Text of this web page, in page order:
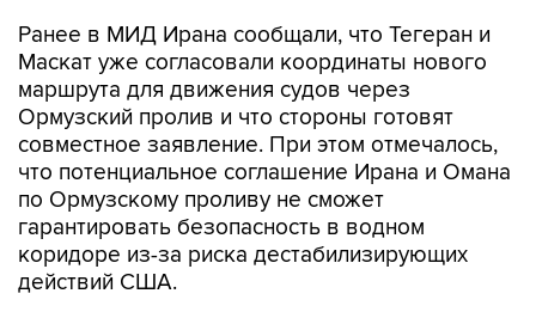
Ранее в МИД Ирана сообщали, что Тегеран и
Маскат уже согласовали координаты нового
маршрута для движения судов через
Ормузский пролив и что стороны готовят
совместное заявление. При этом отмечалось,
что потенциальное соглашение Ирана и Омана
по Ормузскому проливу не сможет
гарантировать безопасность в водном
коридоре из-за риска дестабилизирующих
действий США.